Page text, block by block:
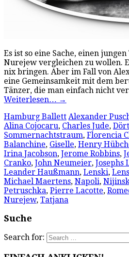
Es ist so eine Sache, einen
Nurejew vergleichen zu wollen.
nix bringen. Aber im Fall von
eine Gemeinsamkeit mit dem
Tänzer, die man einfach nicht
Weiterlesen… →
Hamburg Ballett Alexander
Alina Cojocaru, Charles Jude,
Sommernachtstraum, Florencia
Balanchine, Giselle, Henry
Irina Jacobson, Jerome Robbins,
Cranko, John Neumeier, Josephs
Leander Haußmann, Lenski,
Michael Maertens, Napoli,
Petruschka, Pierre Lacotte,
Nurejew, Tatjana
Suche
Search for: